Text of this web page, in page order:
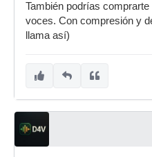
También podrías
voces. Con compresión y
llama así)